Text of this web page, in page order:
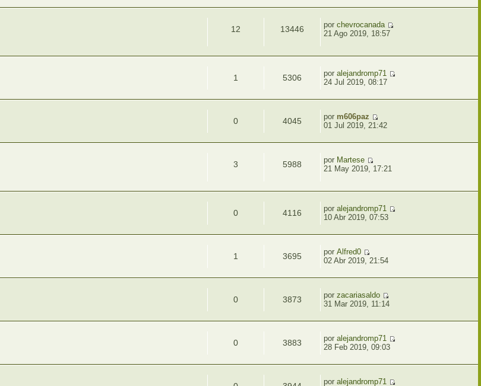
12 13446 por chevrocanada
21 Ago 2019, 18:57
1 5306 por alejandromp71
24 Jul 2019, 08:17
0 4045 por m606paz
01 Jul 2019, 21:42
3 5988 por Martese
21 May 2019, 17:21
0 4116 por alejandromp71
10 Abr 2019, 07:53
1 3695 por Alfred0
02 Abr 2019, 21:54
0 3873 por zacariasaldo
31 Mar 2019, 11:14
0 3883 por alejandromp71
28 Feb 2019, 09:03
por alejandromp71